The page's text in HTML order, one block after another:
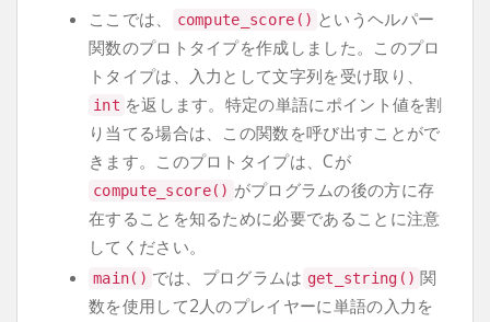
ここでは、 compute_score () というヘルパー
関数のプロトタイプを作成しました。このプロ
トタイプは、入力として文字列を受け取り、
int を返します。特定の単語にポイント値を割
り当てる場合は、この関数を呼び出すことがで
きます。このプロトタイプは、Cが
compute_score() がプログラムの後の方に存
在することを知るために必要であることに注意
してください。
main() では、プログラムは get_string () 関
数を使用して2人のプレイヤーに単語の入力を